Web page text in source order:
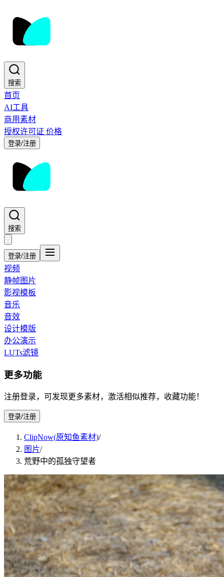
搜索
首页
AI工具
商用素材
授权许可证 价格
登录/注册
搜索
登录/注册
视频
静帧图片
影视模板
音乐
音效
设计模版
办公演示
LUTs滤镜
更多功能
注册登录，可发现更多素材，激活相似推荐，收藏功能！
登录/注册
ClipNow(原知鱼素材)/
图片/
荒野中的孤独守望者